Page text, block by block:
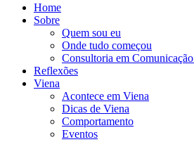
Home
Sobre
Quem sou eu
Onde tudo começou
Consultoria em
Reflexões
Viena
Acontece em Viena
Dicas de Viena
Comportamento
Eventos